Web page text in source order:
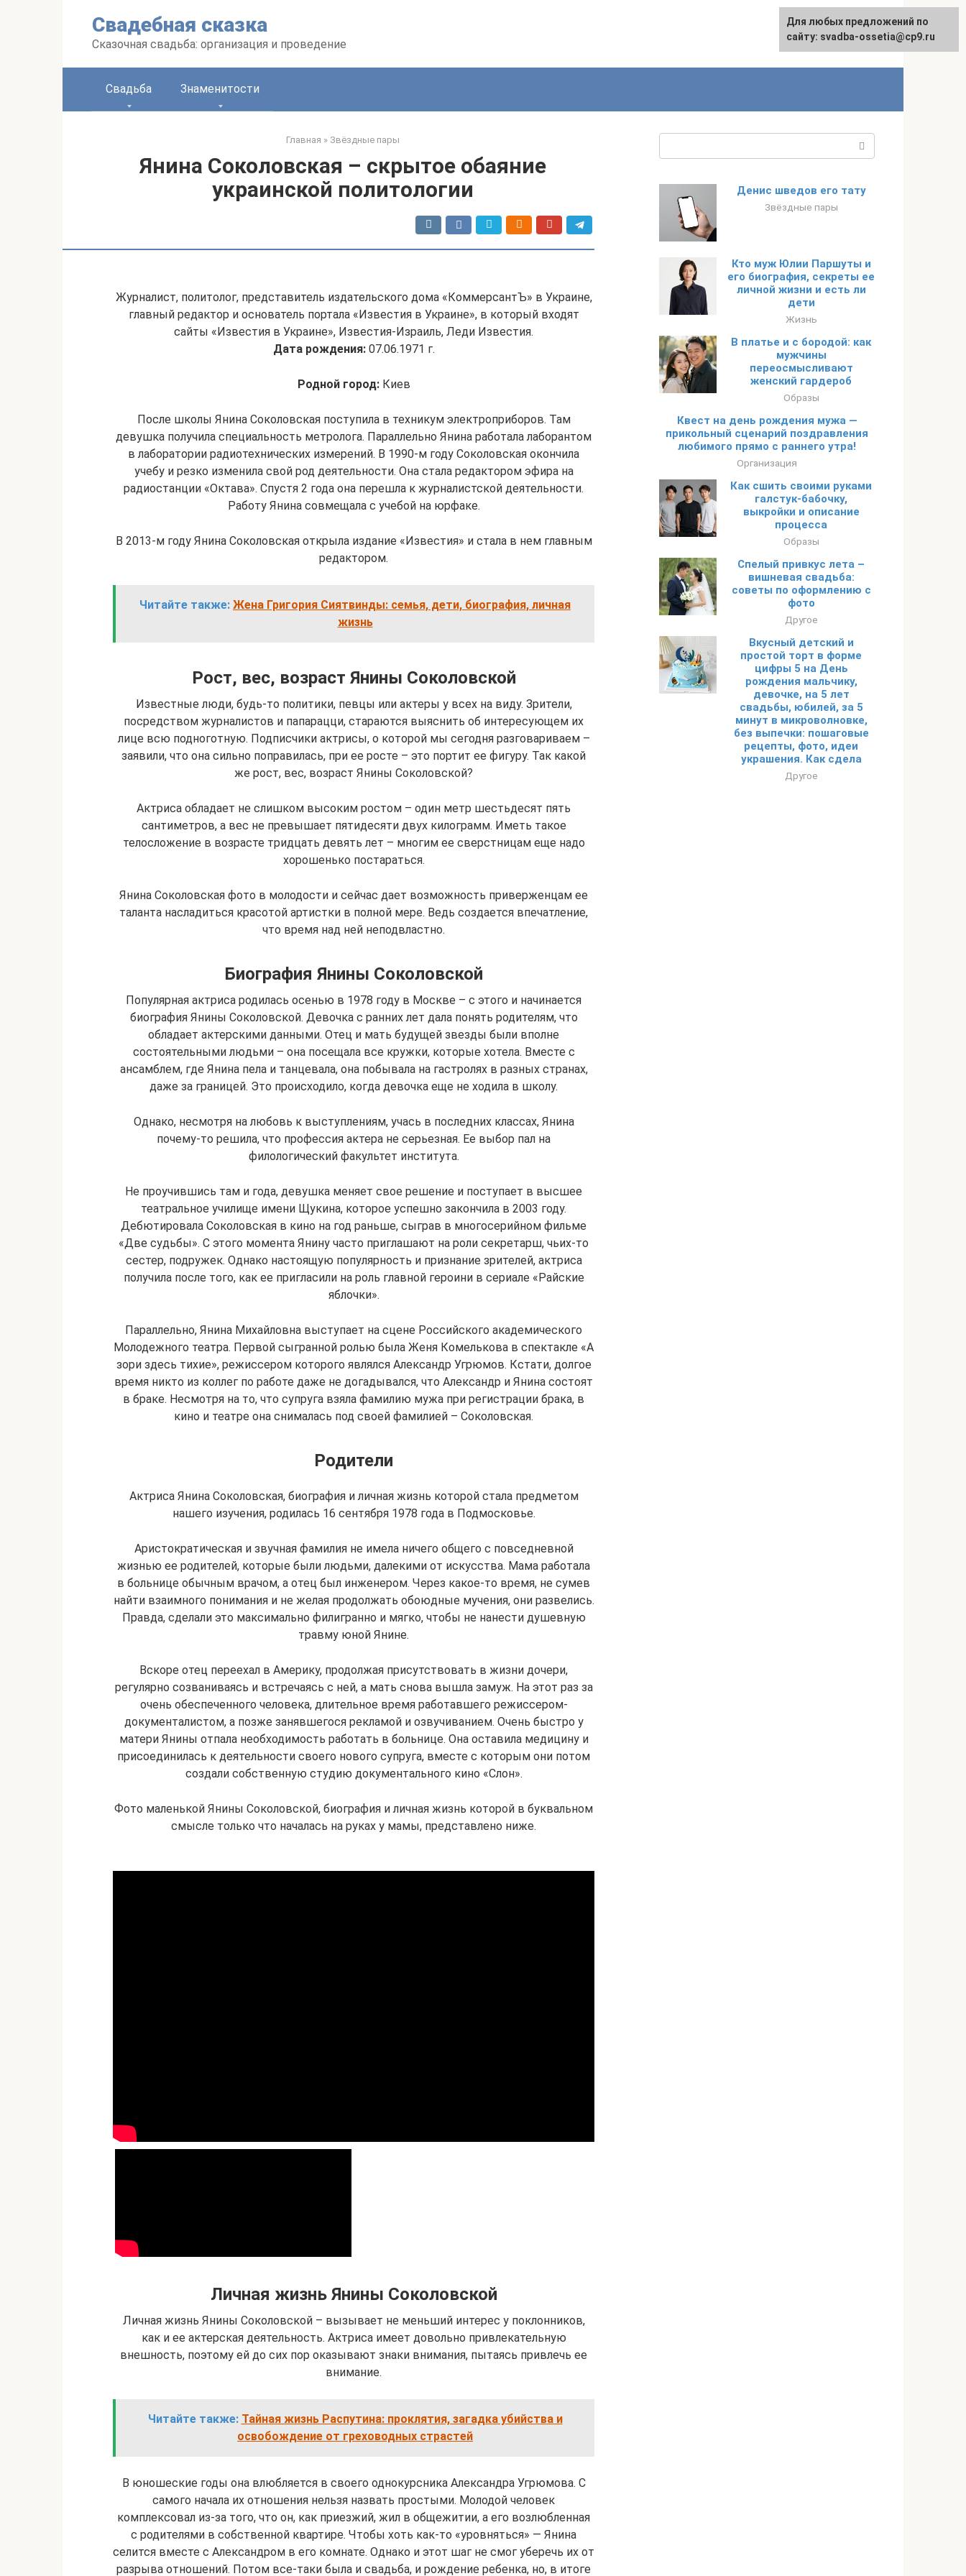
Свадебная сказка
Сказочная свадьба: организация и проведение
Свадьба Знаменитости
Главная » Звёздные пары
Янина Соколовская – скрытое обаяние
украинской политологии
Журналист, политолог, представитель издательского дома «КоммерсантЪ» в Украине,
главный редактор и основатель портала «Известия в Украине», в который входят
сайты «Известия в Украине», Известия-Израиль, Леди Известия.
Дата рождения:07.06.1971 г.
Родной город:Киев
После школы Янина Соколовская поступила в техникум электроприборов. Там
девушка получила специальность метролога. Параллельно Янина работала лаборантом
в лаборатории радиотехнических измерений. В 1990-м году Соколовская окончила
учебу и резко изменила свой род деятельности. Она стала редактором эфира на
радиостанции «Октава». Спустя 2 года она перешла к журналистской деятельности.
Работу Янина совмещала с учебой на юрфаке.
В 2013-м году Янина Соколовская открыла издание «Известия» и стала в нем главным
редактором.
Читайте также: Жена Григория Сиятвинды: семья, дети, биография, личная
жизнь
Рост, вес, возраст Янины Соколовской
Известные люди, будь-то политики, певцы или актеры у всех на виду. Зрители,
посредством журналистов и папарацци, стараются выяснить об интересующем их
лице всю подноготную. Подписчики актрисы, о которой мы сегодня разговариваем –
заявили, что она сильно поправилась, при ее росте – это портит ее фигуру. Так какой
же рост, вес, возраст Янины Соколовской?
Актриса обладает не слишком высоким ростом – один метр шестьдесят пять
сантиметров, а вес не превышает пятидесяти двух килограмм. Иметь такое
телосложение в возрасте тридцать девять лет – многим ее сверстницам еще надо
хорошенько постараться.
Янина Соколовская фото в молодости и сейчас дает возможность приверженцам ее
таланта насладиться красотой артистки в полной мере. Ведь создается впечатление,
что время над ней неподвластно.
Биография Янины Соколовской
Популярная актриса родилась осенью в 1978 году в Москве – с этого и начинается
биография Янины Соколовской. Девочка с ранних лет дала понять родителям, что
обладает актерскими данными. Отец и мать будущей звезды были вполне
состоятельными людьми – она посещала все кружки, которые хотела. Вместе с
ансамблем, где Янина пела и танцевала, она побывала на гастролях в разных странах,
даже за границей. Это происходило, когда девочка еще не ходила в школу.
Однако, несмотря на любовь к выступлениям, учась в последних классах, Янина
почему-то решила, что профессия актера не серьезная. Ее выбор пал на
филологический факультет института.
Не проучившись там и года, девушка меняет свое решение и поступает в высшее
театральное училище имени Щукина, которое успешно закончила в 2003 году.
Дебютировала Соколовская в кино на год раньше, сыграв в многосерийном фильме
«Две судьбы». С этого момента Янину часто приглашают на роли секретарш, чьих-то
сестер, подружек. Однако настоящую популярность и признание зрителей, актриса
получила после того, как ее пригласили на роль главной героини в сериале «Райские
яблочки».
Параллельно, Янина Михайловна выступает на сцене Российского академического
Молодежного театра. Первой сыгранной ролью была Женя Комелькова в спектакле «А
зори здесь тихие», режиссером которого являлся Александр Угрюмов. Кстати, долгое
время никто из коллег по работе даже не догадывался, что Александр и Янина состоят
в браке. Несмотря на то, что супруга взяла фамилию мужа при регистрации брака, в
кино и театре она снималась под своей фамилией – Соколовская.
Родители
Актриса Янина Соколовская, биография и личная жизнь которой стала предметом
нашего изучения, родилась 16 сентября 1978 года в Подмосковье.
Аристократическая и звучная фамилия не имела ничего общего с повседневной
жизнью ее родителей, которые были людьми, далекими от искусства. Мама работала
в больнице обычным врачом, а отец был инженером. Через какое-то время, не сумев
найти взаимного понимания и не желая продолжать обоюдные мучения, они развелись.
Правда, сделали это максимально филигранно и мягко, чтобы не нанести душевную
травму юной Янине.
Вскоре отец переехал в Америку, продолжая присутствовать в жизни дочери,
регулярно созваниваясь и встречаясь с ней, а мать снова вышла замуж. На этот раз за
очень обеспеченного человека, длительное время работавшего режиссером-
документалистом, а позже занявшегося рекламой и озвучиванием. Очень быстро у
матери Янины отпала необходимость работать в больнице. Она оставила медицину и
присоединилась к деятельности своего нового супруга, вместе с которым они потом
создали собственную студию документального кино «Слон».
Фото маленькой Янины Соколовской, биография и личная жизнь которой в буквальном
смысле только что началась на руках у мамы, представлено ниже.
Личная жизнь Янины Соколовской
Личная жизнь Янины Соколовской – вызывает не меньший интерес у поклонников,
как и ее актерская деятельность. Актриса имеет довольно привлекательную
внешность, поэтому ей до сих пор оказывают знаки внимания, пытаясь привлечь ее
внимание.
Читайте также: Тайная жизнь Распутина: проклятия, загадка убийства и
освобождение от греховодных страстей
В юношеские годы она влюбляется в своего однокурсника Александра Угрюмова. С
самого начала их отношения нельзя назвать простыми. Молодой человек
комплексовал из-за того, что он, как приезжий, жил в общежитии, а его возлюбленная
с родителями в собственной квартире. Чтобы хоть как-то «уровняться» — Янина
селится вместе с Александром в его комнате. Однако и этот шаг не смог уберечь их от
разрыва отношений. Потом все-таки была и свадьба, и рождение ребенка, но, в итоге
Денис шведов его тату
Звёздные пары
Кто муж Юлии Паршуты и
его биография, секреты ее
личной жизни и есть ли
дети
Жизнь
В платье и с бородой: как
мужчины
переосмысливают
женский гардероб
Образы
Квест на день рождения мужа —
прикольный сценарий поздравления
любимого прямо с раннего утра!
Организация
Как сшить своими руками
галстук-бабочку,
выкройки и описание
процесса
Образы
Cпелый привкус лета –
вишневая свадьба:
советы по оформлению с
фото
Другое
Вкусный детский и
простой торт в форме
цифры 5 на День
рождения мальчику,
девочке, на 5 лет
свадьбы, юбилей, за 5
минут в микроволновке,
без выпечки: пошаговые
рецепты, фото, идеи
украшения. Как сдела
Другое
Для любых предложений по
сайту: svadba-ossetia@cp9.ru